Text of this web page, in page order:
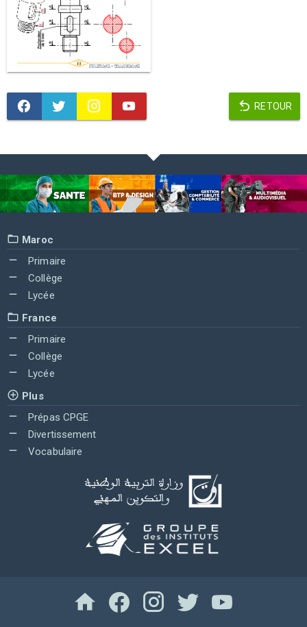
RETOUR
Maroc
Primaire
Collège
Lycée
France
Primaire
Collège
Lycée
Plus
Prépas CPGE
Divertissement
Vocabulaire